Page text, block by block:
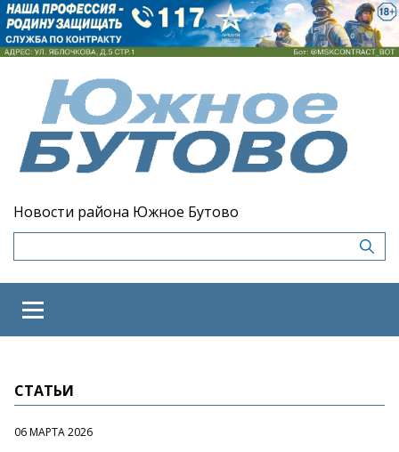
Новости района Южное Бутово
СТАТЬИ
06 МАРТА 2026